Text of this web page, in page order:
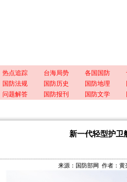
热点追踪 台海局势 各国国防
国防法规 国防历史 国防地理
问题解答 国防报刊 国防文学
新一代轻型护卫
来源：国防部网 作者：黄